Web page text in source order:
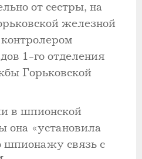
от сестры, на
железной
1-го отделения
Горьковской
в шпионской
она «установила
шпионажу связь с